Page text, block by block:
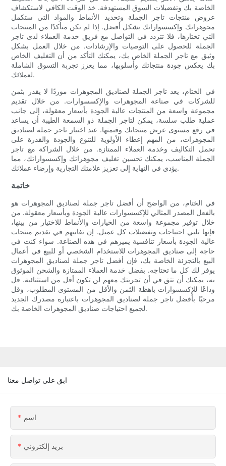
الخاصة بك وتفضيلات السوق المستهدفة. خذ الوقت الكافي لاستكشاف
عروض منتجات تاجر الجملة وتحديد الأنماط والمواد التي ستكمل
مجوهراتك وإكسسواراتك بشكل أفضل. إذا لم تكن متأكدًا من المنتجات
التي تختارها، فلا تتردد في التواصل مع فريق خدمة العملاء لدى تاجر
الجملة للحصول على التوصيات والإرشادات. من خلال العمل بشكل
وثيق مع تاجر الجملة الخاص بك، يمكنك التأكد من أن التغليف الخاص
بك يعكس جودة منتجاتك وأسلوبها، مما يعزز تجربة التسوق الشاملة
لعملائك.
في الختام، يعد تاجر الجملة لصناديق المجوهرات موردًا لا يقدر بثمن
للشركات في صناعة المجوهرات والإكسسوارات. من خلال تقديم
مجموعة واسعة من المنتجات عالية الجودة بأسعار معقولة، إلى جانب
عملية طلب سلسة، يمكن لتاجر الجملة ذو السمعة الطيبة أن يساعد
في رفع مستوى عرض منتجاتك وقيمتها. عند اختيار تاجر جملة لصناديق
المجوهرات، من المهم إعطاء الأولوية للتنوع والجودة والقدرة على
تحمل التكاليف وخدمة العملاء الممتازة. من خلال الشراكة مع تاجر
الجملة المناسب، يمكنك تحسين تغليف مجوهراتك وإكسسواراتك، مما
يؤدي في النهاية إلى تعزيز علامتك التجارية وإرضاء عملائك.
خاتمة
في الختام، من الواضح أن أفضل تاجر جملة لصناديق المجوهرات هو
بالفعل المصدر المثالي للإكسسوارات عالية الجودة وبأسعار معقولة. من
خلال توفير مجموعة واسعة من الخيارات والأنماط للاختيار من بينها،
فإنها تلبي احتياجات وتفضيلات كل عميل. إن تفانيهم في تقديم منتجات
عالية الجودة بأسعار تنافسية يميزهم في هذه الصناعة. سواء كنت في
حاجة إلى صناديق المجوهرات للاستخدام الشخصي أو للبيع في أعمال
البيع بالتجزئة الخاصة بك، فإن أفضل تاجر جملة لصناديق المجوهرات
يوفر لك كل ما تحتاجه. بفضل خدمة العملاء الممتازة والشحن الموثوق
به، يمكنك أن تثق في أن تجربتك معهم لن تكون أقل من استثنائية. قل
وداعًا للإكسسوارات باهظة الثمن والأقل من المستوى المطلوب، وقل
مرحبًا بأفضل تاجر جملة لصناديق المجوهرات باعتباره مصدرك الجديد
لجميع احتياجات صناديق المجوهرات الخاصة بك.
ابق على تواصل معنا
اسم
بريد إلكتروني